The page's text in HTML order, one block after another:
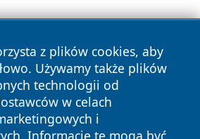
z plików cookies, aby
Używamy także plików
technologii od
w celach
i
Informacje te mogą być
Wszystkie prawa